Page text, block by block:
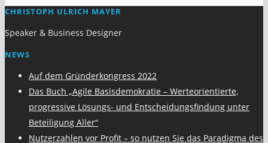
CHRISTOPH ULRICH MAYER
Speaker & Business Designer
NEWS
Auf dem Gründerkongress 2022
Das Buch „Agile Basisdemokratie – Werteorientierte,
progressive Lösungs- und Entscheidungsfindung unter
Beteiligung Aller“
Nutzerzahlen vor Profit – so nutzen Sie das Paradigma des